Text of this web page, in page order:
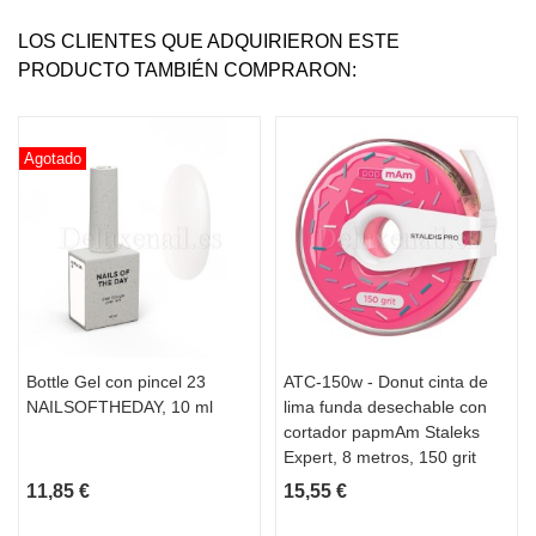
· Tapar la cubeta durante el proceso para
reducir la evaporación.
1 L de solución de trabajo:
· Limpieza de superficies / mesas:
0,25 %
– 2,5 ml por 997,5 ml de agua –
15-30
minutos (sin enjuague)
Aplicar con paño limpio o pulverizador,
dejar secar al aire.
· Limpieza y desinfección estándar de
manual):
– 5 ml por 995 ml de agua – 15
Mezclar, sumergir completamente las
LOS CLIENTES QUE ADQUIRIERON ESTE
PRODUCTO TAMBIÉN COMPRARON:
Agotado
Bottle Gel con pincel 23
NAILSOFTHEDAY, 10 ml
11,85 €
ATC-150w - Donut cinta de
lima funda desechable con
cortador papmAm Staleks
Expert, 8 metros, 150 grit
15,55 €